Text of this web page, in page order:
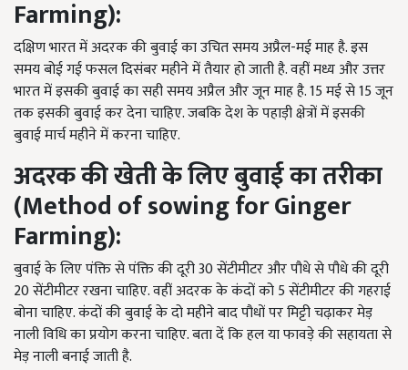
Farming):
दक्षिण भारत में अदरक की बुवाई का उचित समय अप्रैल-मई माह है. इस
समय बोई गई फसल दिसंबर महीने में तैयार हो जाती है. वहीं मध्य और उत्तर
भारत में इसकी बुवाई का सही समय अप्रैल और जून माह है. 15 मई से 15 जून
तक इसकी बुवाई कर देना चाहिए. जबकि देश के पहाड़ी क्षेत्रों में इसकी
बुवाई मार्च महीने में करना चाहिए.
अदरककीखेतीकेलिएबुवाईकातरीका
(Method of sowing for Ginger
Farming):
बुवाई के लिए पंक्ति से पंक्ति की दूरी 30 सेंटीमीटर और पौधे से पौधे की दूरी
20 सेंटीमीटर रखना चाहिए. वहीं अदरक के कंदों को 5 सेंटीमीटर की गहराई
बोना चाहिए. कंदों की बुवाई के दो महीने बाद पौधों पर मिट्टी चढ़ाकर मेड़
नाली विधि का प्रयोग करना चाहिए. बता दें कि हल या फावड़े की सहायता से
मेड़ नाली बनाई जाती है.